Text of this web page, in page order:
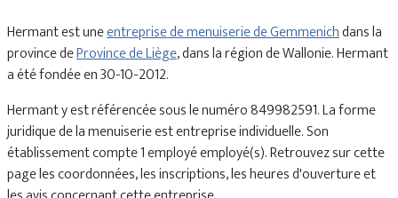
Hermant est uneentreprise de menuiserie de Gemmenichdans la
province deProvince de Liège, dans la région de Wallonie. Hermant
a été fondée en 30-10-2012.
Hermant y est référencée sous le numéro 849982591. La forme
juridique de la menuiserie est entreprise individuelle. Son
établissement compte 1 employé employé(s). Retrouvez sur cette
page les coordonnées, les inscriptions, les heures d'ouverture et